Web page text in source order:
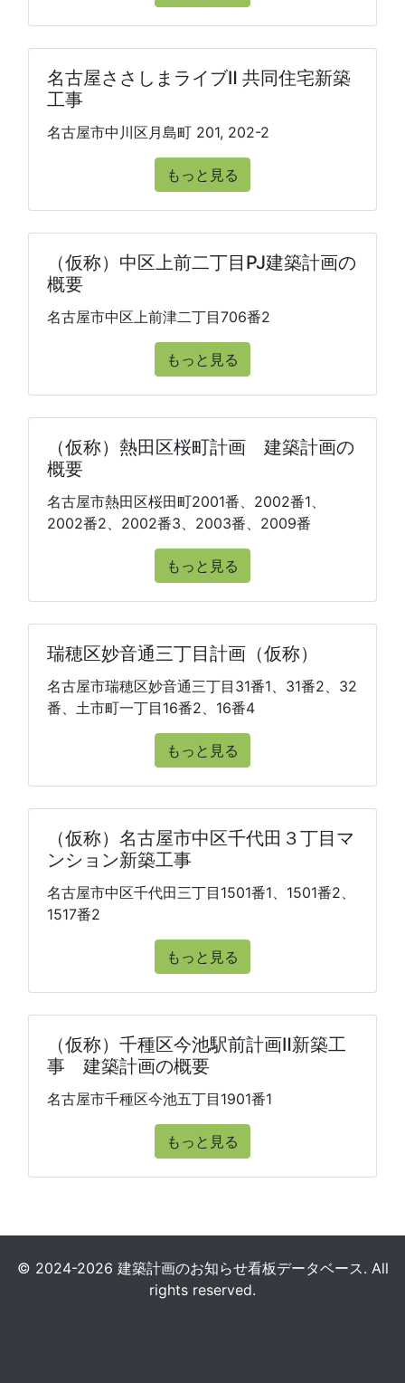
名古屋ささしまライブⅡ 共同住宅新築
工事
名古屋市中川区月島町 201, 202-2
もっと見る
（仮称）中区上前二丁目PJ建築計画の
概要
名古屋市中区上前津二丁目706番2
もっと見る
（仮称）熱田区桜町計画 建築計画の
概要
名古屋市熱田区桜田町2001番、2002番1、
2002番2、2002番3、2003番、2009番
もっと見る
瑞穂区妙音通三丁目計画（仮称）
名古屋市瑞穂区妙音通三丁目31番1、31番2、32
番、土市町一丁目16番2、16番4
もっと見る
（仮称）名古屋市中区千代田３丁目マ
ンション新築工事
名古屋市中区千代田三丁目1501番1、1501番2、
1517番2
もっと見る
（仮称）千種区今池駅前計画Ⅱ新築工
事 建築計画の概要
名古屋市千種区今池五丁目1901番1
もっと見る
© 2024-2026 建築計画のお知らせ看板データベース. All
rights reserved.